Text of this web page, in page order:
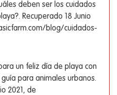
deben ser los cuidados
Recuperado 18 Junio
blog/cuidados-
un feliz día de playa con
para animales urbanos.
2021, de